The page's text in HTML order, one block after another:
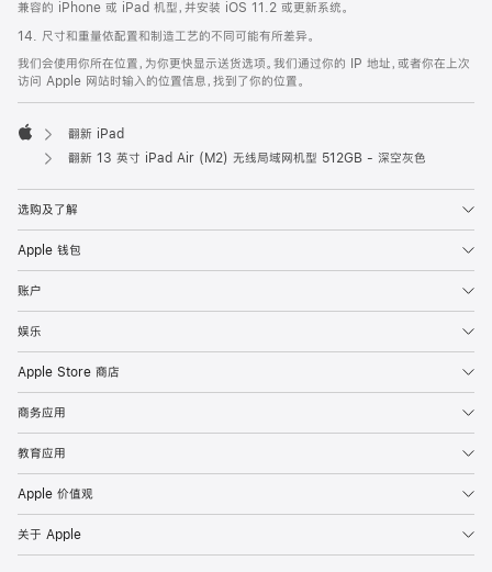
兼容的 iPhone 或 iPad 机型，并安装 iOS 11.2 或更新系统。
14. 尺寸和重量依配置和制造工艺的不同可能有所差异。
我们会使用你所在位置，为你更快显示送货选项。我们通过你的 IP 地址，或者你在上次
访问 Apple 网站时输入的位置信息，找到了你的位置。
Apple
翻新 iPad
翻新 13 英寸 iPad Air (M2) 无线局域网机型 512GB - 深空灰色
选购及了解
Apple 钱包
账户
娱乐
Apple Store 商店
商务应用
教育应用
Apple 价值观
关于 Apple